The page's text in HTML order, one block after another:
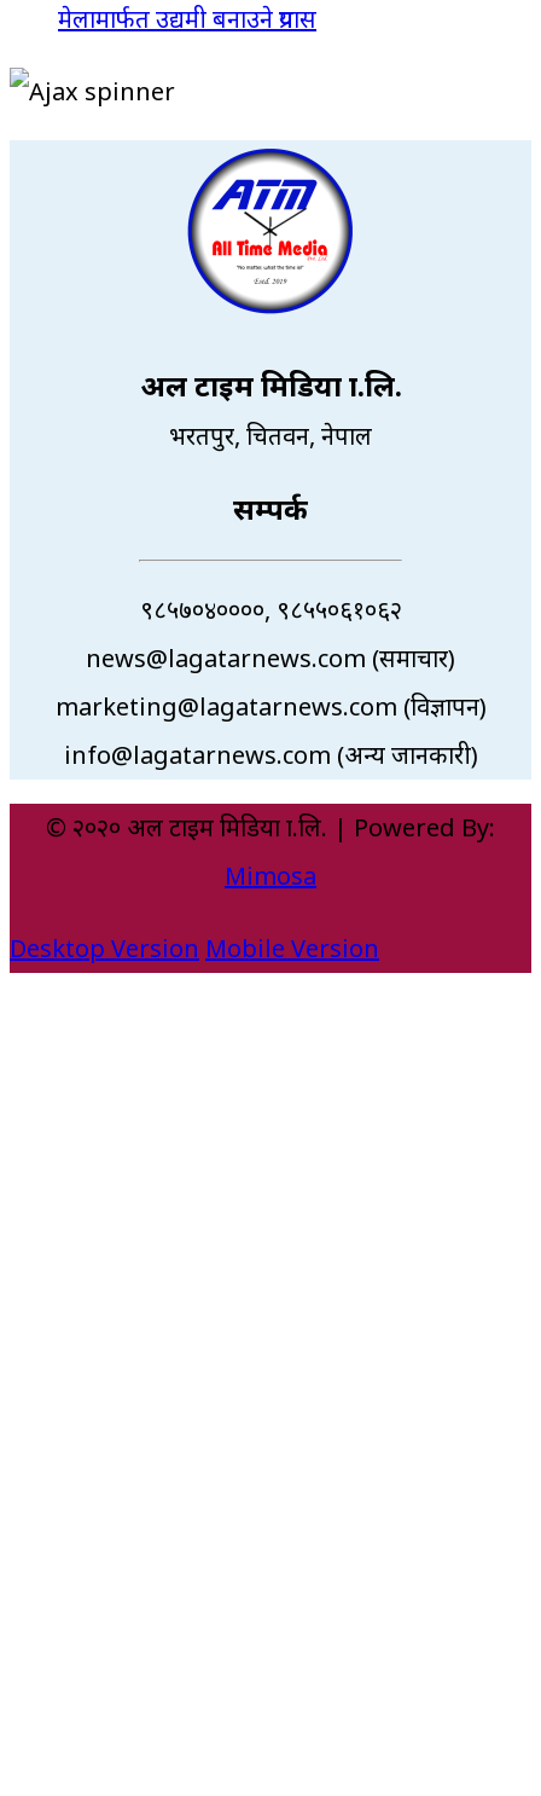
मेलामार्फत उद्यमी बनाउने प्रयास
अल टाइम मिडिया प्रा.लि.
भरतपुर, चितवन, नेपाल
सम्पर्क
९८५७०४००००, ९८५५०६१०६२
news@lagatarnews.com (समाचार)
marketing@lagatarnews.com (विज्ञापन)
info@lagatarnews.com (अन्य जानकारी)
© २०२० अल टाइम मिडिया प्रा.लि. | Powered By:
Mimosa
Desktop Version Mobile Version